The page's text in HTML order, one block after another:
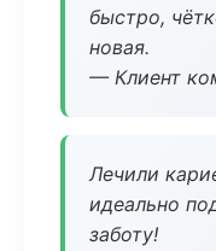
быстро,
новая.
— Клиент
Лечили
идеально
заботу!